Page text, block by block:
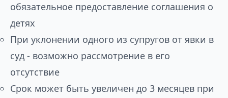
обязательное предоставление соглашения о
детях
При уклонении одного из супругов от явки в
суд - возможно рассмотрение в его
отсутствие
Срок может быть увеличен до 3 месяцев при